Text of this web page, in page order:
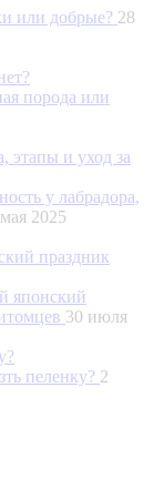
или добрые? 28
порода или
у лабрадора,
2025
японский
30 июля
пеленку? 2